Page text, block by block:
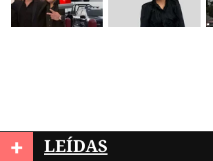
+ LEÍDAS